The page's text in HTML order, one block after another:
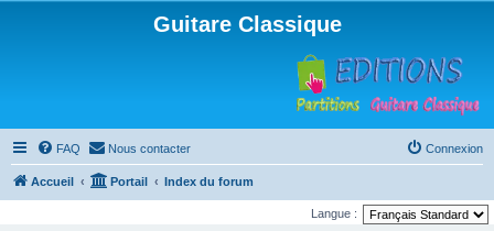
Guitare Classique
FAQ Nous contacter Connexion
Accueil Portail Index du forum
Langue :